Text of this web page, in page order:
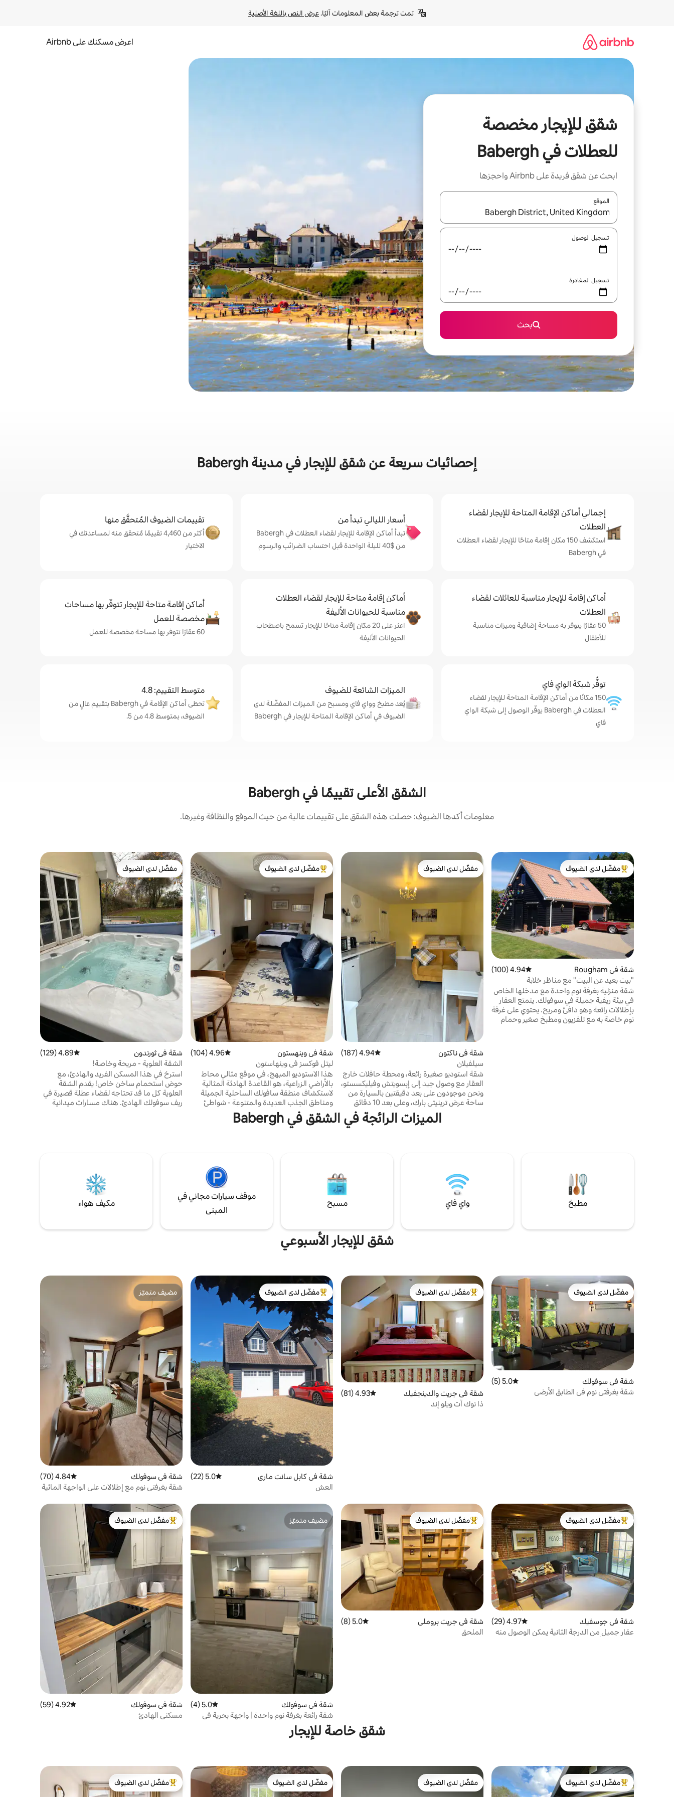
تمت ترجمة بعض المعلومات آليًا. عرض النص باللغة الأصلية
اعرض مسكنك على Airbnb
شقق للإيجار مخصصة
للعطلات في Babergh
ابحث عن شقق فريدة على Airbnb واحجزها
الموقع
عند توفر النتائج، انتقل باستخدام السهمين لأعلى ولأسفل أو استكشف عن طريق اللمس أو السحب.
تسجيل الوصول
تسجيل المغادرة
بحث
إحصائيات سريعة عن شقق للإيجار في مدينة Babergh
إجمالي أماكن الإقامة المتاحة للإيجار لقضاء
العطلات
استكشف 150 مكان إقامة متاحًا للإيجار لقضاء العطلات
في Babergh
أسعار الليالي تبدأ من
تبدأ أماكن الإقامة للإيجار لقضاء العطلات في Babergh
من $‏40 لليلة الواحدة قبل احتساب الضرائب والرسوم
تقييمات الضيوف المُتحقَّق منها
أكثر من 4,460 تقييمًا مُتحقق منه لمساعدتك في
الاختيار
أماكن إقامة للإيجار مناسبة للعائلات لقضاء
العطلات
50 عقارًا يتوفر به مساحة إضافية وميزات مناسبة
للأطفال
أماكن إقامة متاحة للإيجار لقضاء العطلات
مناسبة للحيوانات الأليفة
اعثر على 20 مكان إقامة متاحًا للإيجار تسمح باصطحاب
الحيوانات الأليفة
أماكن إقامة متاحة للإيجار تتوفّر بها مساحات
مخصصة للعمل
60 عقارًا تتوفر بها مساحة مخصصة للعمل
توفُّر شبكة الواي فاي
150 مكانًا من أماكن الإقامة المتاحة للإيجار لقضاء
العطلات في Babergh يوفّر الوصول إلى شبكة الواي
فاي
الميزات الشائعة للضيوف
يُعد مطبخ وواي فاي ومسبح من الميزات المفضّلة لدى
الضيوف في أماكن الإقامة المتاحة للإيجار في Babergh
متوسط التقييم: 4.8
تحظى أماكن الإقامة في Babergh بتقييم عالٍ من
الضيوف، بمتوسط 4.8 من 5.
الشقق الأعلى تقييمًا في Babergh
معلومات أكدها الضيوف: حصلت هذه الشقق على تقييمات عالية من حيث الموقع والنظافة وغيرها.
من أبرز البيوت المفضّلة لدى الضيوف
مفضّل لدى الضيوف
شقة في Rougham متوسط التقييم 4.94 من 5، 100 مراجعات
4.94 (100)
"بيت بعيد عن البيت" مع مناظر خلابة
شقة منزلية بغرفة نوم واحدة مع مدخلها الخاص
في بيئة ريفية جميلة في سوفولك. يتمتع العقار
بإطلالات رائعة وهو دافئ ومريح. يحتوي على غرفة
نوم خاصة به مع تلفزيون ومطبخ صغير وحمام
مفضّل لدى الضيوف
مفضّل لدى الضيوف
شقة في ناكتون متوسط التقييم 4.94 من 5، 187 مراجعات
4.94 (187)
سيلفيلان
شقة استوديو صغيرة رائعة، ومحطة حافلات خارج
العقار مع وصول جيد إلى إبسويتش وفيليكسستو،
ونحن موجودون على بعد دقيقتين بالسيارة من
ساحة عرض ترينيتي بارك، وعلى بعد 10 دقائق
بالسيارة من مستشفى إبسويتش، وBT
Martlesham، وWoodbridge وFelixstowe،
وعلى بعد 5 دقائق بالسيارة من مارينا ليفينغتون،
لاستكشافها.
من أبرز البيوت المفضّلة لدى الضيوف
مفضّل لدى الضيوف
شقة في وينهستون متوسط التقييم 4.96 من 5، 104 مراجعات
4.96 (104)
ليتل فوكسز في وينهاستون
هذا الاستوديو المبهج، في موقع مثالي محاط
بالأراضي الزراعية، هو القاعدة الهادئة المثالية
لاستكشاف منطقة سافولك الساحلية الجميلة
ومناطق الجذب العديدة والمتنوعة - شواطئ
ساوثولد على بعد 5 أميال فقط، وألدبورغ على بعد
10 أميال، وRSPB مينسمير على بعد مسافة
مفضّل لدى الضيوف
مفضّل لدى الضيوف
شقة في ثورندون متوسط التقييم 4.89 من 5، 129 مراجعات
4.89 (129)
الشقة العلوية - مريحة وخاصة!
استرخ في هذا المسكن الفريد والهادئ، مع
حوض استحمام ساخن خاص! يقدم الشقة
العلوية كل ما قد تحتاجه لقضاء عطلة قصيرة في
ريف سوفولك الهادئ. هناك مسارات ميدانية
الميزات الرائجة في الشقق في Babergh
مطبخ واي فاي مسبح
موقف سيارات مجاني في
المبنى
مكيف هواء
شقق للإيجار الأسبوعي
مفضّل لدى الضيوف
مفضّل لدى الضيوف
شقة في سوفولك متوسط التقييم 5.0 من 5، 5 مراجعات
5.0 (5)
شقة بغرفتي نوم في الطابق الأرضي
من أبرز البيوت المفضّلة لدى الضيوف
مفضّل لدى الضيوف
شقة في جريت والدينجفيلد متوسط التقييم 4.93 من 5، 81 مراجعات
4.93 (81)
ذا نوك آت ويلو إند
من أبرز البيوت المفضّلة لدى الضيوف
مفضّل لدى الضيوف
شقة في كابل سانت ماري متوسط التقييم 5.0 من 5، 22 مراجعات
5.0 (22)
العش
مضيف متميّز
مضيف متميّز
شقة في سوفولك متوسط التقييم 4.84 من 5، 70 مراجعات
4.84 (70)
شقة بغرفتي نوم مع إطلالات على الواجهة المائية
من أبرز البيوت المفضّلة لدى الضيوف
مفضّل لدى الضيوف
شقة في جوسفيلد متوسط التقييم 4.97 من 5، 29 مراجعات
4.97 (29)
عقار جميل من الدرجة الثانية يمكن الوصول منه
من أبرز البيوت المفضّلة لدى الضيوف
مفضّل لدى الضيوف
شقة في جريت بروملي متوسط التقييم 5.0 من 5، 8 مراجعات
5.0 (8)
الملحق
مضيف متميّز
مضيف متميّز
شقة في سوفولك متوسط التقييم 5.0 من 5، 4 مراجعات
5.0 (4)
شقة رائعة بغرفة نوم واحدة | واجهة بحرية في
إبسويتش + موقف سيارات
من أبرز البيوت المفضّلة لدى الضيوف
مفضّل لدى الضيوف
شقة في سوفولك متوسط التقييم 4.92 من 5، 59 مراجعات
4.92 (59)
مسكني الهادئ
شقق خاصة للإيجار
من أبرز البيوت المفضّلة لدى الضيوف
مفضّل لدى الضيوف
مفضّل لدى الضيوف
مفضّل لدى الضيوف
مفضّل لدى الضيوف
مفضّل لدى الضيوف
من أبرز البيوت المفضّلة لدى الضيوف
مفضّل لدى الضيوف